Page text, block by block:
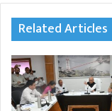
Related Articles